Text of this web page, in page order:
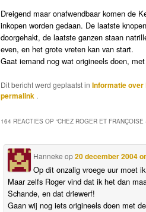
Dreigend maar onafwendbaar komen de
inkopen worden gedaan. De laatste
doorgehakt, de laatste ganzen staan
even, en het grote vreten kan van start.
Gaat iemand nog wat origineels doen,
Dit bericht werd geplaatst inInformatie
permalink .
164 REACTIES OP “CHEZ ROGER ET
Hanneke op20 december 2004
Op dit onzalig vroege uur moet
Maar zelfs Roger vind dat ik het dan
Schande, en dat driewerf!
Gaan wij nog iets origineels doen met